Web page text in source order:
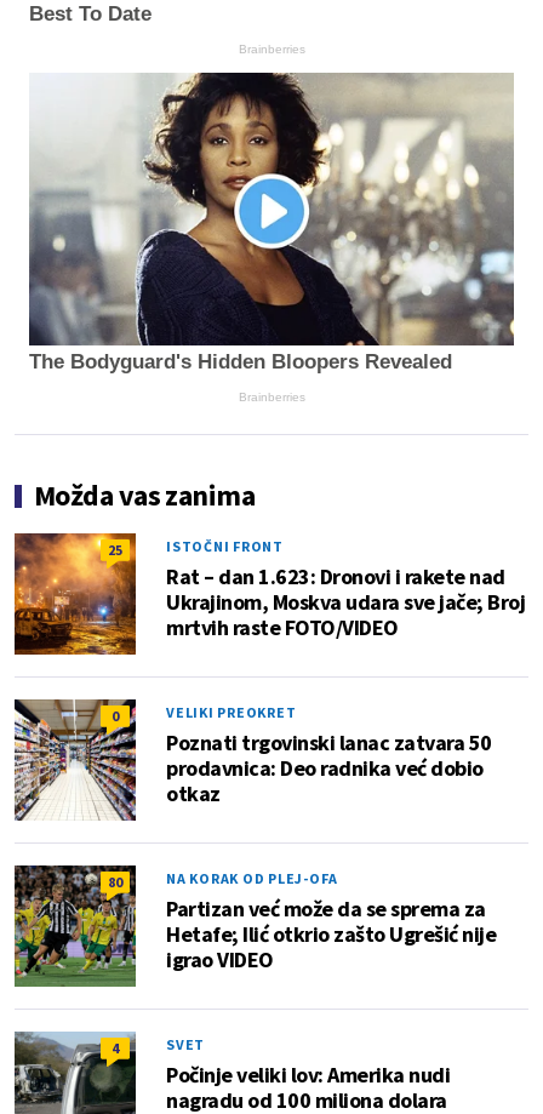
Best To Date
Brainberries
The Bodyguard's Hidden Bloopers Revealed
Brainberries
Možda vas zanima
25 ISTOČNI FRONT
Rat – dan 1.623: Dronovi i rakete nad
Ukrajinom, Moskva udara sve jače; Broj
mrtvih raste FOTO/VIDEO
0 VELIKI PREOKRET
Poznati trgovinski lanac zatvara 50
prodavnica: Deo radnika već dobio
otkaz
80 NA KORAK OD PLEJ-OFA
Partizan već može da se sprema za
Hetafe; Ilić otkrio zašto Ugrešić nije
igrao VIDEO
4 SVET
Počinje veliki lov: Amerika nudi
nagradu od 100 miliona dolara